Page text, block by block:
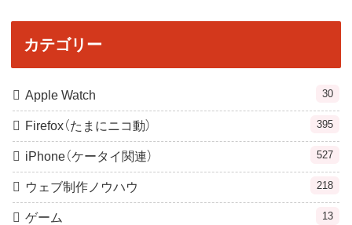
カテゴリー
Apple Watch 30
Firefox（たまにニコ動） 395
iPhone（ケータイ関連） 527
ウェブ制作ノウハウ 218
ゲーム 13